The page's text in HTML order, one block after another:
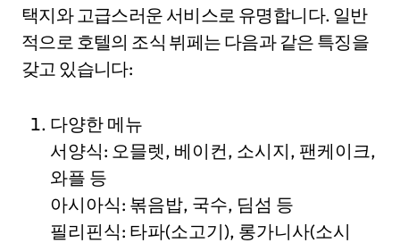
택지와 고급스러운 서비스로 유명합니다. 일반
적으로 호텔의 조식 뷔페는 다음과 같은 특징을
갖고 있습니다:
다양한 메뉴
서양식: 오믈렛, 베이컨, 소시지, 팬케이크,
와플 등
아시아식: 볶음밥, 국수, 딤섬 등
필리핀식: 타파(소고기), 롱가니사(소시